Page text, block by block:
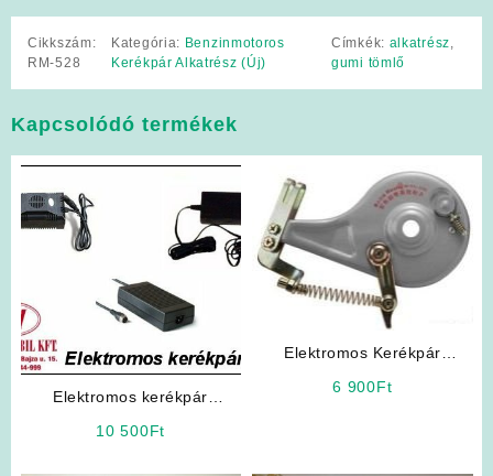
Cikkszám:
RM-528
Kategória: Benzinmotoros
Kerékpár Alkatrész (Új)
Címkék: alkatrész,
gumi tömlő
Kapcsolódó termékek
Elektromos kerékpár
10 500Ft
Elektromos Kerékpár
6 900Ft